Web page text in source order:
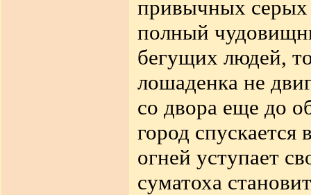
привычных серых
полный
бегущих людей,
лошаденка не
со двора еще до
город
огней уступает
суматоха